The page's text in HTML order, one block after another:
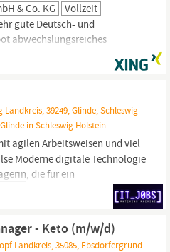
& Co. KG
Vollzeit
gute Deutsch- und
abwechslungsreiches
digitalen
bei der
der Planung von
Content-und
39249, Glinde, Schleswig
in Schleswig Holstein
agilen Arbeitsweisen und viel
Moderne digitale Technologie
, die für ein
sorgt Einen sicheren
das Datenschutz und
lebt Was wir uns
- Keto (m/w/d)
Landkreis, 35085, Ebsdorfergrund